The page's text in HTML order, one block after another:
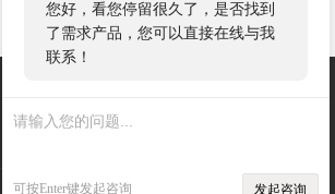
您好，看您停留很久了，是否找到
了需求产品，您可以直接在线与我
联系！
可按Enter键发起咨询 发起咨询